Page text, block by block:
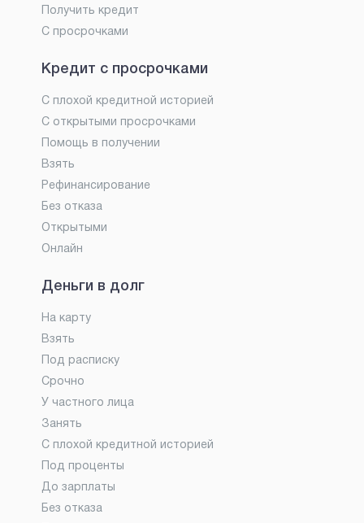
Получить кредит
С просрочками
Кредит с просрочками
С плохой кредитной историей
С открытыми просрочками
Помощь в получении
Взять
Рефинансирование
Без отказа
Открытыми
Онлайн
Деньги в долг
На карту
Взять
Под расписку
Срочно
У частного лица
Занять
С плохой кредитной историей
Под проценты
До зарплаты
Без отказа